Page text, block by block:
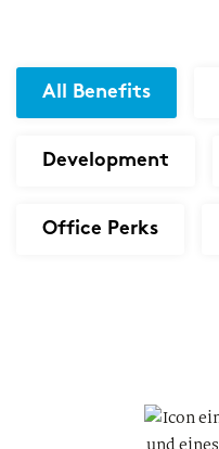
All Benefits
Development
Office Perks